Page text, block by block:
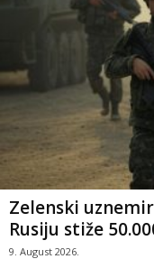
Zelenski
Rusiju stiže
9. August 2026.